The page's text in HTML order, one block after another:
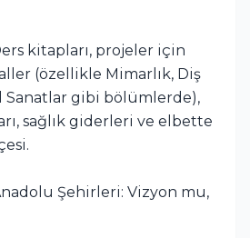
kitapları, projeler için
(özellikle Mimarlık, Diş
Sanatlar gibi bölümlerde),
sağlık giderleri ve elbette
Şehirleri: Vizyon mu,